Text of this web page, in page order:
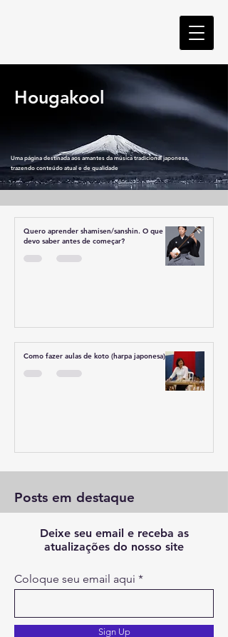
Hougakool
Uma página destinada aos amantes da música tradicional japonesa,
trazendo conteúdo atual e de qualidade
Quero aprender shamisen/sanshin. O que
devo saber antes de começar?
Como fazer aulas de koto (harpa japonesa)?
Posts em destaque
Deixe seu email e receba as
atualizações do nosso site
Coloque seu email aqui
Sign Up